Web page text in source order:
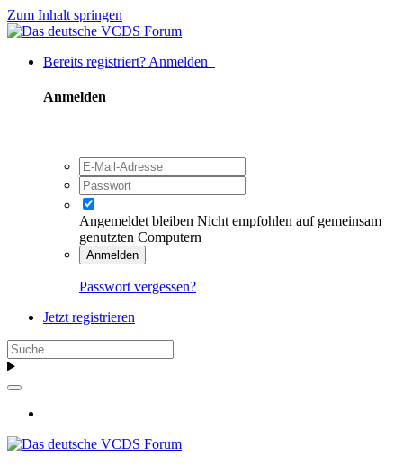
Zum Inhalt springen
Bereits registriert? Anmelden
Anmelden
Angemeldet bleiben Nicht empfohlen auf gemeinsam
genutzten Computern
Anmelden
Passwort vergessen?
Jetzt registrieren